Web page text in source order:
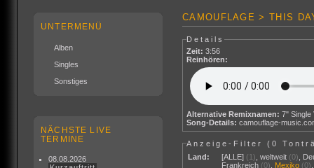
UNTERMENÜ
Alben
Singles
Sonstiges
NÄCHSTE LIVE
TERMINE
08.08.2026
CAMOUFLAGE > THIS
Details
Zeit: 3:56
Reinhören:
Alternative Remixnamen: 7"
Song-Details: camouflage-
Anzeige-Filter (0
Land:
[ALLE] (1) ,weltweit (0)
Frankreich (0) Mexiko (0)